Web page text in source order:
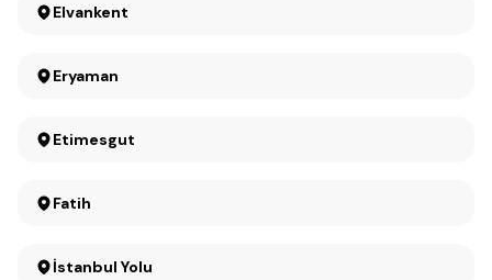
Elvankent
Eryaman
Etimesgut
Fatih
İstanbul Yolu